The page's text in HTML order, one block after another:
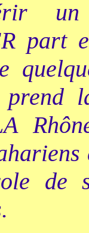
un
part
de